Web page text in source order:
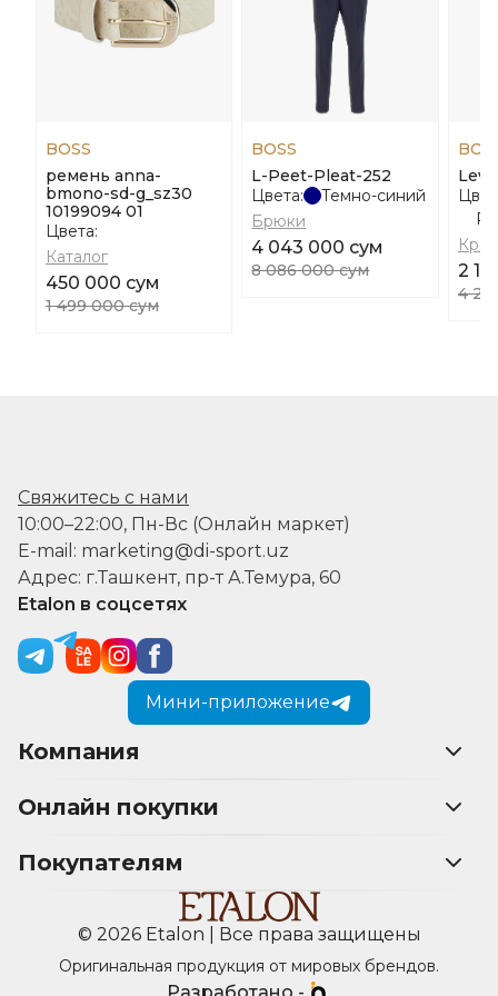
BOSS
ремень anna-
bmono-sd-g_sz30
10199094 01
Цвета:
Каталог
450 000 сум
1 499 000 сум
BOSS
L-Peet-Pleat-252
Цвета:
Темно-синий
Брюки
4 043 000 сум
8 086 000 сум 2
4
Свяжитесь с нами
10:00–22:00, Пн-Вс (Онлайн маркет)
E-mail: marketing@di-sport.uz
Адрес: г.Ташкент, пр-т А.Темура, 60
Etalon в соцсетях
Мини-приложение
Компания
Онлайн покупки
Покупателям
© 2026 Etalon | Все права защищены
Оригинальная продукция от мировых брендов.